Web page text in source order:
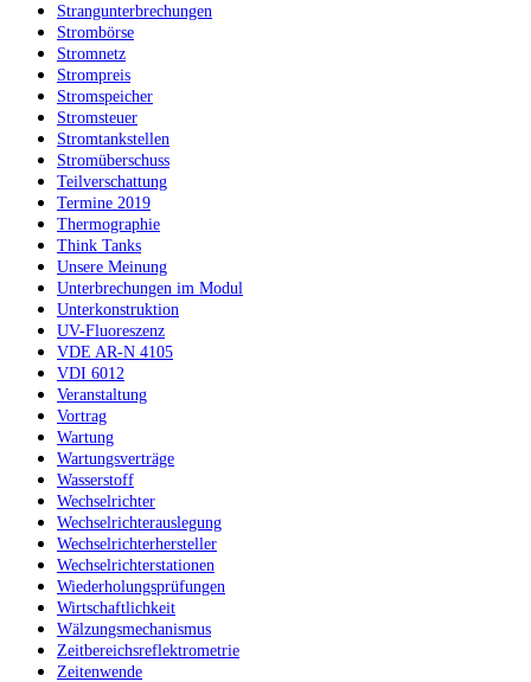
Strangunterbrechungen
Strombörse
Stromnetz
Strompreis
Stromspeicher
Stromsteuer
Stromtankstellen
Stromüberschuss
Teilverschattung
Termine 2019
Thermographie
Think Tanks
Unsere Meinung
Unterbrechungen im Modul
Unterkonstruktion
UV-Fluoreszenz
VDE AR-N 4105
VDI 6012
Veranstaltung
Vortrag
Wartung
Wartungsverträge
Wasserstoff
Wechselrichter
Wechselrichterauslegung
Wechselrichterhersteller
Wechselrichterstationen
Wiederholungsprüfungen
Wirtschaftlichkeit
Wälzungsmechanismus
Zeitbereichsreflektrometrie
Zeitenwende